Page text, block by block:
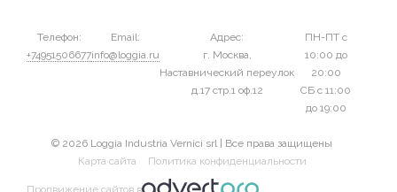
Телефон:
+74951506677
Email:
info@loggia.ru
Адрес:
г. Москва,
Наставнический переулок
д.17 стр.1 оф.12
ПН-ПТ с
10:00 до
20:00
СБ с 11:00
до 19:00
© 2026 Loggia Industria Vernici srl | Все права защищены
Карта сайта
Политика конфиденциальности
Продвижение сайтов в